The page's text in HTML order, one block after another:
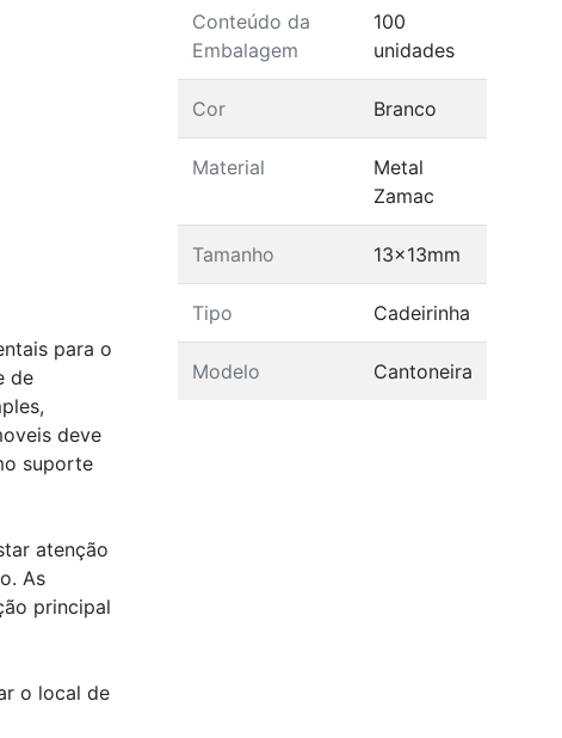
para o
de
deve
suporte
atenção
As
principal
o local de
Conteúdo da
Embalagem
100
unidades
Cor Branco
Material
Metal
Zamac
Tamanho 13x13mm
Tipo Cadeirinha
Modelo Cantoneira